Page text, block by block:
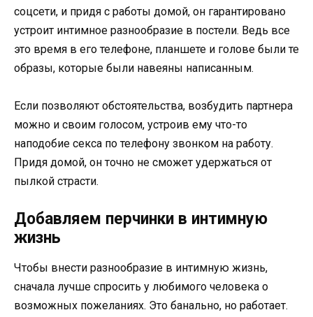
соцсети, и придя с работы домой, он гарантировано
устроит интимное разнообразие в постели. Ведь все
это время в его телефоне, планшете и голове были те
образы, которые были навеяны написанным.
Если позволяют обстоятельства, возбудить партнера
можно и своим голосом, устроив ему что-то
наподобие секса по телефону звонком на работу.
Придя домой, он точно не сможет удержаться от
пылкой страсти.
Добавляем перчинки в интимную
жизнь
Чтобы внести разнообразие в интимную жизнь,
сначала лучше спросить у любимого человека о
возможных пожеланиях. Это банально, но работает.